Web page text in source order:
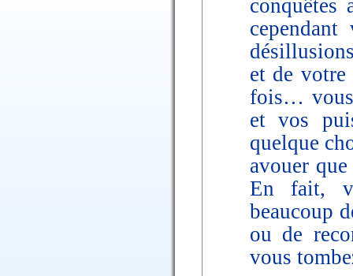
conquêtes
et de votre
fois… vous
et vos
quelque
avouer
En fait,
beaucoup
ou de
vous